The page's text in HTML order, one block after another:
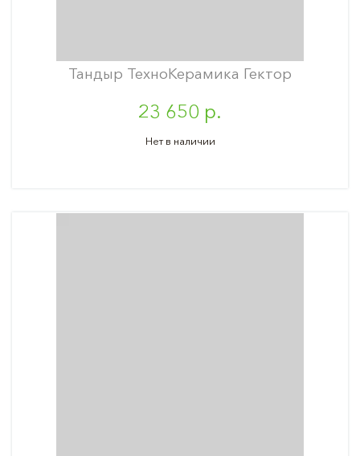
Тандыр ТехноКерамика Гектор
23 650 р.
Нет в наличии